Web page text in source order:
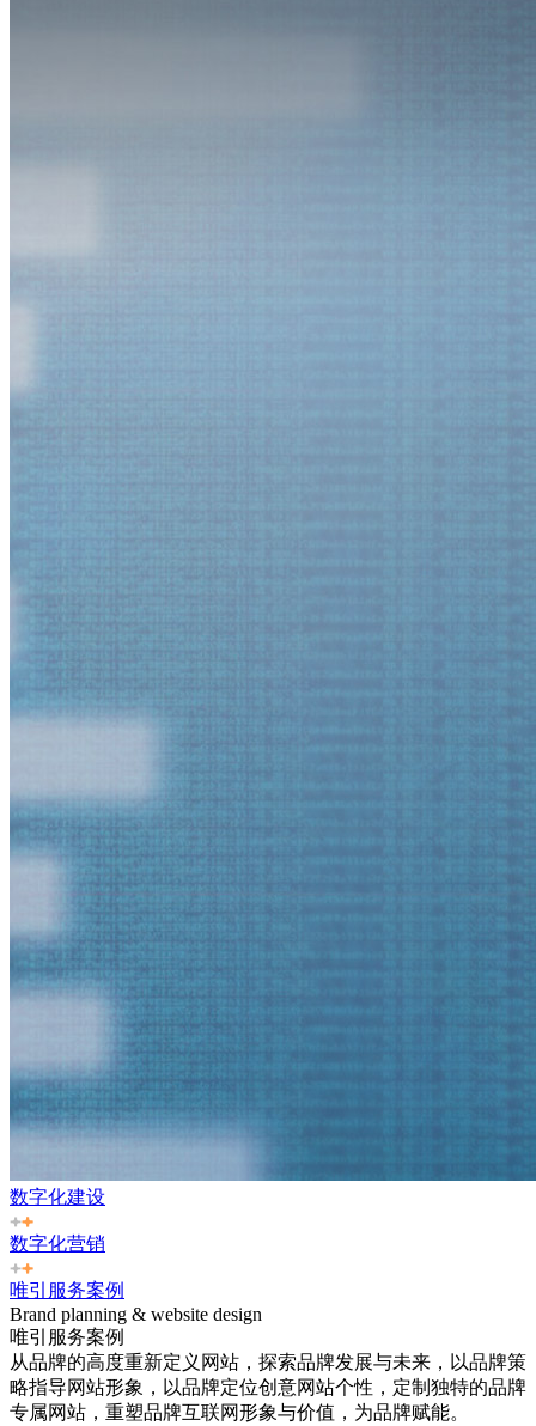
数字化建设
数字化营销
唯引服务案例
Brand planning & website design
唯引服务案例
从品牌的高度重新定义网站，探索品牌发展与未来，以品牌策
略指导网站形象，以品牌定位创意网站个性，定制独特的品牌
专属网站，重塑品牌互联网形象与价值，为品牌赋能。